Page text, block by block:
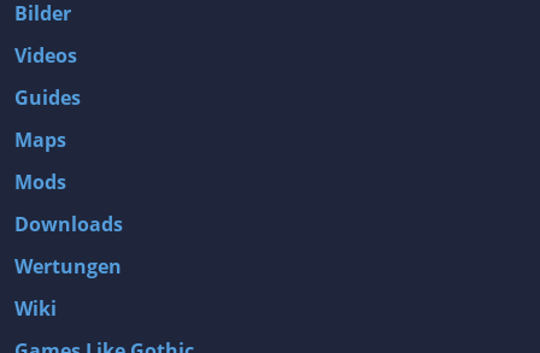
Bilder
Videos
Guides
Maps
Mods
Downloads
Wertungen
Wiki